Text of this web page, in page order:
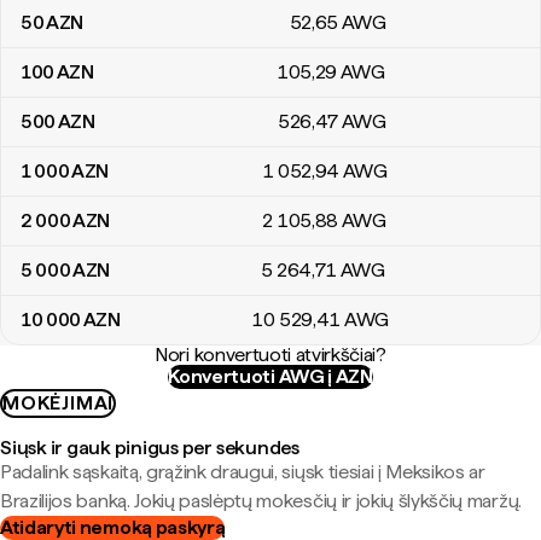
50AZN 52,65 AWG
100AZN 105,29 AWG
500AZN 526,47AWG
1 000AZN 1 052,94 AWG
2 000AZN 2 105,88 AWG
5 000AZN 5 264,71 AWG
10 000AZN 10 529,41 AWG
Nori konvertuoti atvirkščiai?
Konvertuoti AWG į AZN
MOKĖJIMAI
Siųsk ir gauk pinigus per sekundes
Padalink sąskaitą, grąžink draugui, siųsk tiesiai į Meksikos ar
Brazilijos banką. Jokių paslėptų mokesčių ir jokių šlykščių maržų.
Atidaryti nemoką paskyrą